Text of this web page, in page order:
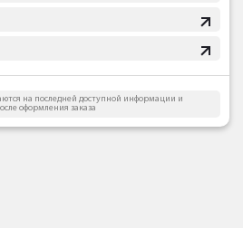
на последней доступной информации и
оформления заказа